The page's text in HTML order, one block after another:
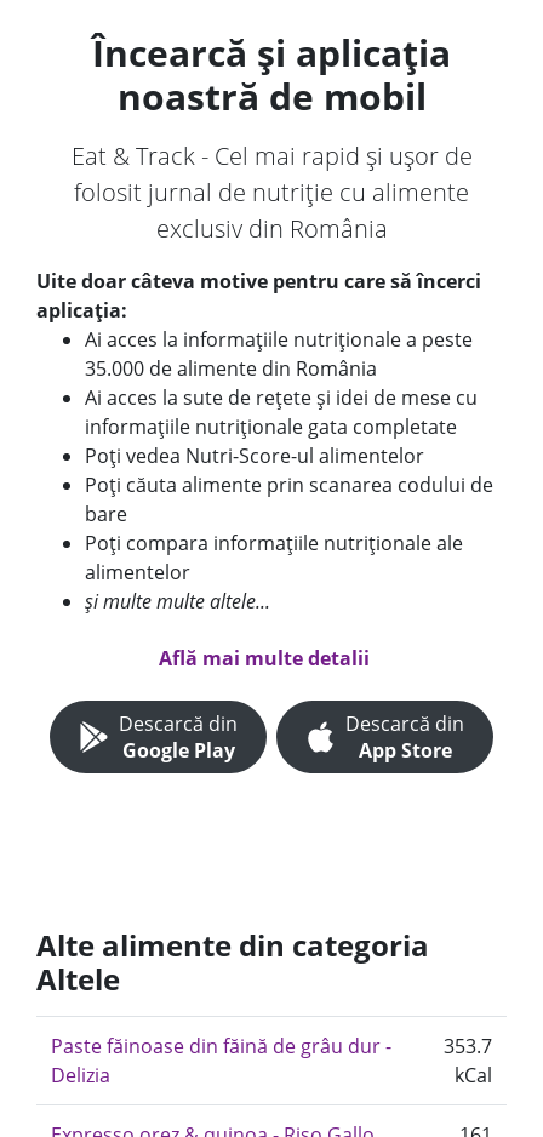
Încearcă și aplicația
noastră de mobil
Eat & Track - Cel mai rapid și ușor de
folosit jurnal de nutriție cu alimente
exclusiv din România
Uite doar câteva motive pentru care să încerci
aplicația:
Ai acces la informațiile nutriționale a peste
35.000 de alimente din România
Ai acces la sute de rețete și idei de mese cu
informațiile nutriționale gata completate
Poți vedea Nutri-Score-ul alimentelor
Poți căuta alimente prin scanarea codului de
bare
Poți compara informațiile nutriționale ale
alimentelor
și multe multe altele...
Află mai multe detalii
Descarcă din
Google Play
Descarcă din
App Store
Alte alimente din categoria
Altele
Paste făinoase din făină de grâu dur -
Delizia
353.7
kCal